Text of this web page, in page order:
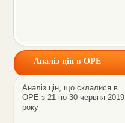
Аналіз цін в ОРЕ
Аналіз цін, що склалися в
ОРЕ з 21 по 30 червня 2019
року